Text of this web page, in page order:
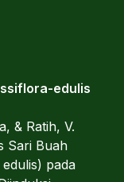
edulis‌
& Ratih, V.
Sari Buah
pada